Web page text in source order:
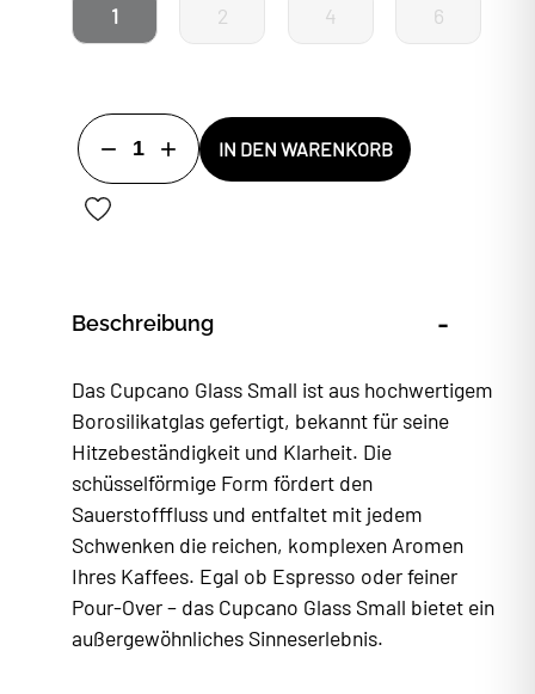
1 2 4 6
1 IN DEN WARENKORB
Beschreibung -
Das Cupcano Glass Small ist aus hochwertigem
Borosilikatglas gefertigt, bekannt für seine
Hitzebeständigkeit und Klarheit. Die
schüsselförmige Form fördert den
Sauerstofffluss und entfaltet mit jedem
Schwenken die reichen, komplexen Aromen
Ihres Kaffees. Egal ob Espresso oder feiner
Pour-Over – das Cupcano Glass Small bietet ein
außergewöhnliches Sinneserlebnis.